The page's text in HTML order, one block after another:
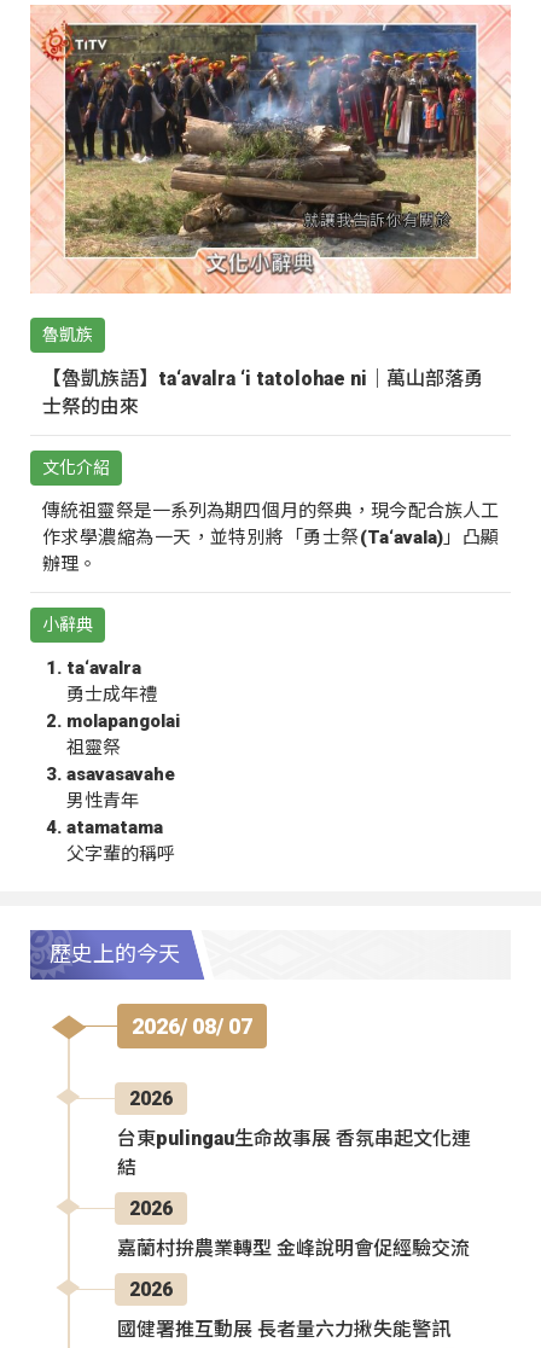
魯凱族
【魯凱族語】ta‘avalra ‘i tatolohae ni｜萬山部落勇
士祭的由來
文化介紹
傳統祖靈祭是一系列為期四個月的祭典，現今配合族人工
作求學濃縮為一天，並特別將「勇士祭(Ta‘avala)」凸顯
辦理。
小辭典
ta‘avalra
勇士成年禮
molapangolai
祖靈祭
asavasavahe
男性青年
atamatama
父字輩的稱呼
歷史上的今天
2026/ 08/ 07
2026
台東pulingau生命故事展 香氛串起文化連
結
2026
嘉蘭村拚農業轉型 金峰說明會促經驗交流
2026
國健署推互動展 長者量六力揪失能警訊